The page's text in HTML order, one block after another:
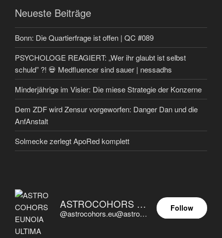
Neueste Beiträge
Bonn: Die Quartierfrage ist offen | QC #089
PSYCHOLOGE REAGIERT: „Wer ihr glaubt ist selbst
schuld” ?! 💀 Medfluencer sind sauer | nessadhs
Minderjährige im Visier: Die miese Strategie der Konzerne
Dem ZDF wird Zensur vorgeworfen: Danger Dan und die
AnfAnstalt
Solmecke zerlegt ApoRed komplett
ASTROCOHORS EUNOIA ULTIMA
@astrocohors.eu@astrocohors.eu
Follow